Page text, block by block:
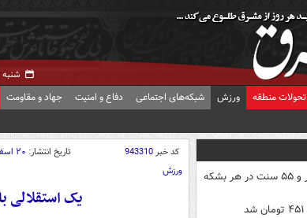
شنبه ۱۷ مرداد ۱۴۰۵ -
تحولات منطقه ورزش شبکه‌های اجتماعی دفاع و امنیت جهاد و مقاومت
قیمت نفت به ۸۳ دلار و ۵۵ سنت در هر بشکه
کد خبر943310 تاریخ انتشار: ۲۰ اسفند ۱۳۹۷ - ۰۹:۳۰
ورزش
یک استقلالی